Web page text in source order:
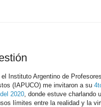
el Instituto Argentino de
(IAPUCO) me invitaron a su
2020 , donde estuve charlando
límites entre la realidad y la